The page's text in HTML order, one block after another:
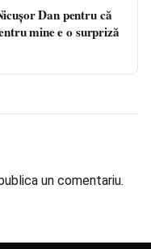
Dan pentru că
mine e o surpriză
un comentariu.